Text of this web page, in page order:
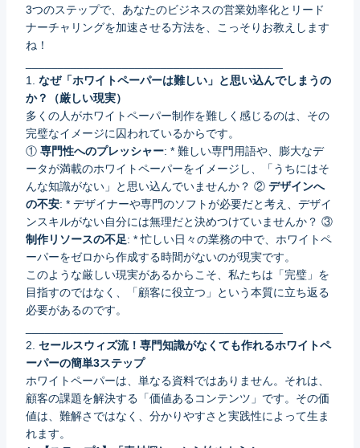
3つのステップで、あなたのビジネスの営業効率化とリード
ナーチャリングを加速させる方法を、こっそりお教えします
ね！
1. なぜ「ホワイトペーパーは難しい」と思い込んでしまうの
か？（厳しい現実）
多くの人がホワイトペーパー制作を難しく感じるのは、その
完璧なイメージに囚われているからです。
① 専門性へのプレッシャー: * 難しい専門用語や、膨大なデ
ータが満載のホワイトペーパーをイメージし、「うちにはそ
んな知識がない」と思い込んでいませんか？ ② デザインへ
の不安: * デザイナーや専門のソフトが必要だと考え、デザイ
ンスキルがない自分には無理だと決めつけていませんか？ ③
制作リソースの不足: * 忙しい日々の業務の中で、ホワイトペ
ーパーをゼロから作成する時間がないのが現実です。
このような厳しい現実があるからこそ、私たちは「完璧」を
目指すのではなく、「顧客に役立つ」という本質に立ち返る
必要があるのです。
2. セールスウィズ流！専門知識がなくても作れるホワイトペ
ーパーの簡単3ステップ
ホワイトペーパーは、単なる資料ではありません。それは、
顧客の課題を解決する「価値あるコンテンツ」です。その価
値は、難解さではなく、分かりやすさと実践性によって生ま
れます。